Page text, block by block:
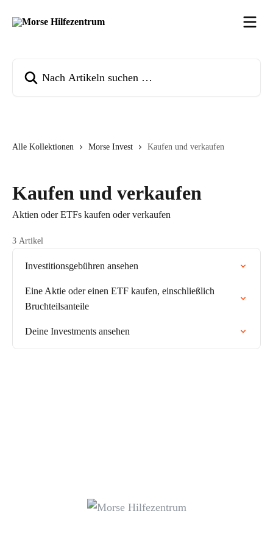
Alle Kollektionen Morse Invest Kaufen und verkaufen
Kaufen und verkaufen
Aktien oder ETFs kaufen oder verkaufen
3 Artikel
Investitionsgebühren ansehen
Eine Aktie oder einen ETF kaufen, einschließlich
Bruchteilsanteile
Deine Investments ansehen